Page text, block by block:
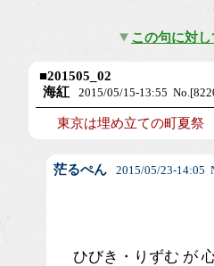
この句に対
■201505_02
海紅
2015/05/15-13:55
東京は埋め立ての町夏祭
茫るぺん 2015/05/23-14:05
ひびき・りずむ が